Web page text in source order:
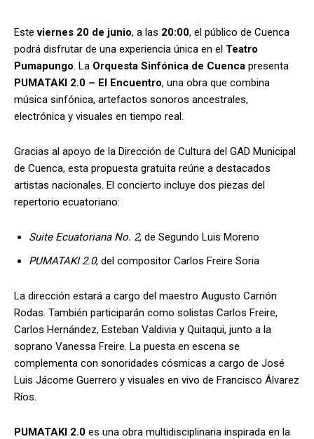
Esteviernes 20 de junio, a las 20:00, el público de Cuenca
podrá disfrutar de una experiencia única en el Teatro
Pumapungo . La Orquesta Sinfónica de Cuenca presenta
PUMATAKI 2.0 – El Encuentro, una obra que combina
música sinfónica, artefactos sonoros ancestrales,
electrónica y visuales en tiempo real.
Gracias al apoyo de la Dirección de Cultura del GAD Municipal
de Cuenca, esta propuesta gratuita reúne a destacados
artistas nacionales. El concierto incluye dos piezas del
repertorio ecuatoriano:
Suite Ecuatoriana No. 2, de Segundo Luis Moreno
PUMATAKI 2.0, del compositor Carlos Freire Soria
La dirección estará a cargo del maestro Augusto Carrión
Rodas. También participarán como solistas Carlos Freire,
Carlos Hernández, Esteban Valdivia y Quitaqui, junto a la
soprano Vanessa Freire. La puesta en escena se
complementa con sonoridades cósmicas a cargo de José
Luis Jácome Guerrero y visuales en vivo de Francisco Álvarez
Ríos.
PUMATAKI 2.0 es una obra multidisciplinaria inspirada en la